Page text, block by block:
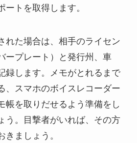
トを取得します。
れた場合は、相手のライセン
ープレート）と発行州、車
録します。メモがとれるまで
、スマホのボイスレコーダー
帳を取りだせるよう準備をし
う。目撃者がいれば、その方
ましょう。